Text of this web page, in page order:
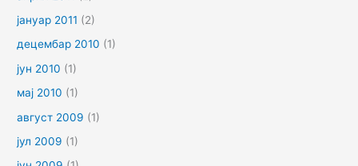
јануар 2011 (2)
децембар 2010 (1)
јун 2010 (1)
мај 2010 (1)
август 2009 (1)
јул 2009 (1)